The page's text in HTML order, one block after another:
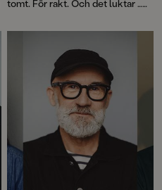
tomt. För rakt. Och det luktar …
bara har dammat och plockat lite,
fylld med allt möjligt ”oviktigt”
och ”trasigt”. Omedelbart inleds
en räddningsaktion. Välkommen
till en maxad bokmånad som
bjuder på flera kära återseenden
och helt nya bokserier!